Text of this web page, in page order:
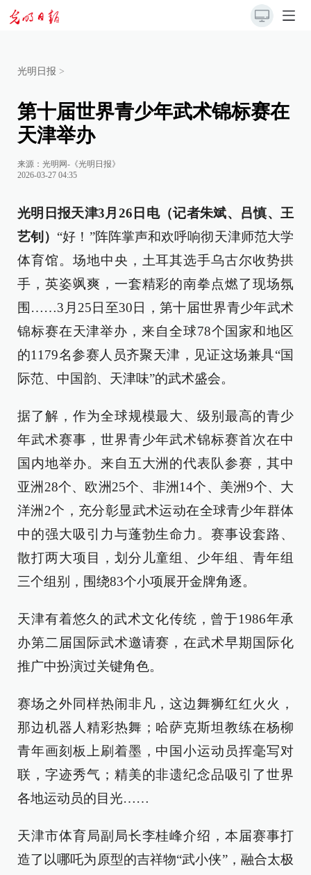
光明日报 >
第十届世界青少年武术锦标赛在
天津举办
来源： 光明网-《光明日报》
2026-03-27 04:35
光明日报天津3月26日电（记者朱斌、吕慎、王
艺钊） “好！”阵阵掌声和欢呼响彻天津师范大学
体育馆。场地中央，土耳其选手乌古尔收势拱
手，英姿飒爽，一套精彩的南拳点燃了现场氛
围……3月25日至30日，第十届世界青少年武术
锦标赛在天津举办，来自全球78个国家和地区
的1179名参赛人员齐聚天津，见证这场兼具“国
际范、中国韵、天津味”的武术盛会。
据了解，作为全球规模最大、级别最高的青少
年武术赛事，世界青少年武术锦标赛首次在中
国内地举办。来自五大洲的代表队参赛，其中
亚洲28个、欧洲25个、非洲14个、美洲9个、大
洋洲2个，充分彰显武术运动在全球青少年群体
中的强大吸引力与蓬勃生命力。赛事设套路、
散打两大项目，划分儿童组、少年组、青年组
三个组别，围绕83个小项展开金牌角逐。
天津有着悠久的武术文化传统，曾于1986年承
办第二届国际武术邀请赛，在武术早期国际化
推广中扮演过关键角色。
赛场之外同样热闹非凡，这边舞狮红红火火，
那边机器人精彩热舞；哈萨克斯坦教练在杨柳
青年画刻板上刷着墨，中国小运动员挥毫写对
联，字迹秀气；精美的非遗纪念品吸引了世界
各地运动员的目光……
天津市体育局副局长李桂峰介绍，本届赛事打
造了以哪吒为原型的吉祥物“武小侠”，融合太极